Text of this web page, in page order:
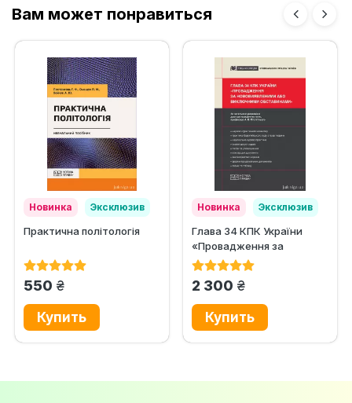
Вам может понравиться
Новинка Эксклюзив
Практична політологія
550 грн.
Новинка Эксклюзив
Глава 34 КПК України
«Провадження за
нововиявленими або
2 300 грн.